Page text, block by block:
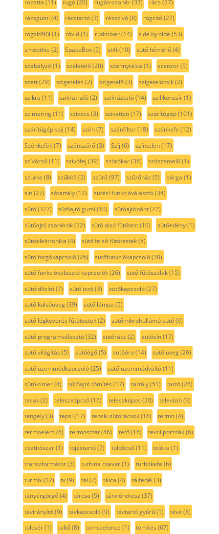
rozetta (11) rugó(20) rugós-zsanér(33) rács (27)
rácsgumi (4) rácstartó(3) résszívó(8) rögzítő(27)
rögzítőfül (1) rövid(1) rúdmixer(14) side by side (53)
smoothie (2) SpaceBox(5) stift(10) sutő hőmérő(4)
szabályzó(1) szeletelő(20) szennytálca (1) szenzor(5)
szett(29) szigetelés (2) szigetelő(3) szigetelőcsík(2)
szikra (11) szikratrafó(2) szikráztató(14) szilikonzsír(1)
szimering(11) szivacs (3) szivattyú(17) szárítógép(101)
szárítógép szíj (14) szén(7) szénfilter(18) szénkefe (12)
Szénkefék(7) szénszűrő(3) Szíj (6) színtelen(17)
szívócső(11) szívófej (39) szórókar(36) szöszemelő(1)
szürke (8) szűkítő(2) szűrő(97) szűrőház (5) sárga (1)
sín(27) sótartály(12) sütési funkcióválasztó(34)
sütő(377) sütőajtó gumi (10) sütőajtópánt(22)
sütőajtó zsanérok(32) sütő alsó fűtőtest(10) sütőedény(1)
sütőelektronika (4) sütő felső fűtőtestek(8)
sütő forgókapcsoló(26) sütőfunkciókapcsoló(30)
sütő funkcióválasztó kapcsolók(26) sütő fűtőszálak(15)
sütőidőzítő(7) sütő izzó(3) sütőkapcsoló(27)
sütő külsőüveg(39) sütő lámpa (5)
sütő légkeverés fűtőtestek(2) sütőmikrohullámú sütő(6)
sütő programválasztó(32) sütőrács (2) sütősín(17)
sütő világítás (5) sütőégő(5) sütőóra (14) sütő üveg(26)
sütő üzemmódkapcsoló(25) sütő üzemmódváltó(11)
sűtő-timer(4) sűtőajtó tömítés (17) tartály(51) tartó(26)
tasak(2) teleszkópcső(16) teleszkópos (20) televízió(9)
tengely(3) tepsi (17) tepsik sütőrácsok(16) termo(4)
termoelem(6) termosztát(46) tető(16) textil porzsák(6)
tisztítószer(1) tojástartó(7) toldócső(11) tolóka (1)
transzformátor(3) turbina csavar(1) turbókefe (6)
turmix(12) tv(9) tál (7) tálca (4) tálfedél (3)
tányérgörgő(4) tárcsa (5) tárolórekesz (37)
távirányító(9) távkapcsoló(9) távtartó gyűrű(1) tévé (8)
tölcsér(1) töltő(8) tömszelence (1) tömítés (67)